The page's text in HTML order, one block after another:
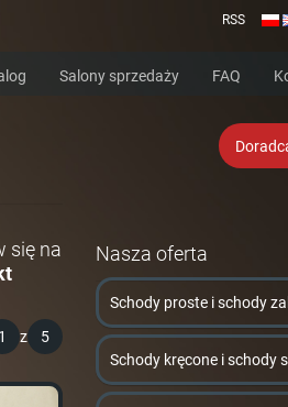
RSS
Salony sprzedaży FAQ
się na
1 z 5
Nasza oferta
Schody proste i schody
Schody kręcone i schody